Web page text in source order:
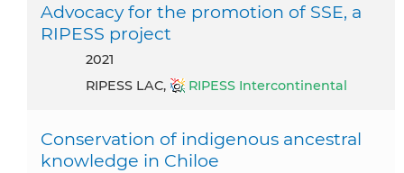
Advocacy for the promotion of SSE, a
RIPESS project
2021
RIPESS LAC,
RIPESS Intercontinental
Conservation of indigenous ancestral
knowledge in Chiloe